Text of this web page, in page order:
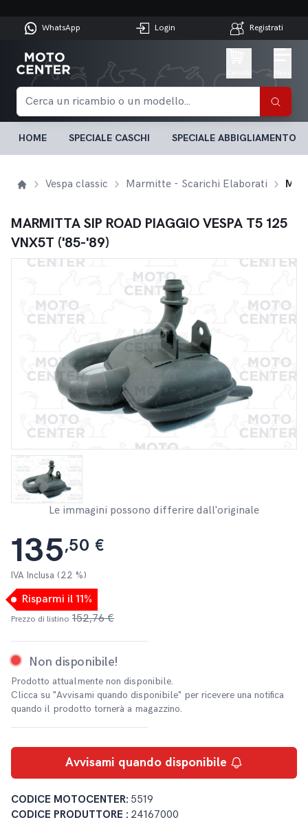
WhatsApp Login Registrati
HOME SPECIALE CASCHI SPECIALE ABBIGLIAMENTO
Vespa classic Marmitte - Scarichi Elaborati
MARMITTA SIP ROAD PIAGGIO VESPA T5 125
VNX5T ('85-'89)
Le immagini possono differire dall'originale
135,50 €
IVA Inclusa (22 %)
Risparmi il 11%
Prezzo di listino 152,76 €
Non disponibile!
Prodotto attualmente non disponibile.
Clicca su "Avvisami quando disponibile" per ricevere una notifica
quando il prodotto tornerà a magazzino.
Avvisami quando disponibile
CODICE MOTOCENTER: 5519
CODICE PRODUTTORE : 24167000